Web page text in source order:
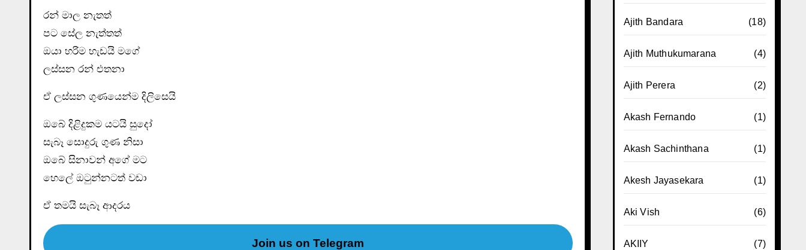
රන් මාල නැතත්
පට සේල නැත්තත්
ඔයා හරිම හැඩයි මගේ
ලස්සන රන් එතනා
ඒ ලස්සන ගුණයෙන්ම දිලිසෙයි
ඔබේ දිළිදුකම යටයි සුදෝ
සැබෑ සොදුරු ගුණ නිසා
ඔබේ සිනාවන් අගේ මට
හෙලේ ඔටුන්නටත් වඩා
ඒ තමයි සැබෑ ආදරය
Join us on Telegram
Ajith Bandara (18)
Ajith Muthukumarana (4)
Ajith Perera (2)
Akash Fernando (1)
Akash Sachinthana (1)
Akesh Jayasekara (1)
Aki Vish (6)
AKIIY (7)